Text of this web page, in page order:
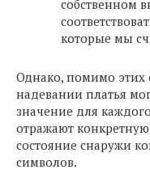
собственном
которые мы
Однако, помимо этих
надевании платья
значение для
отражают
состояние снаружи
символов.